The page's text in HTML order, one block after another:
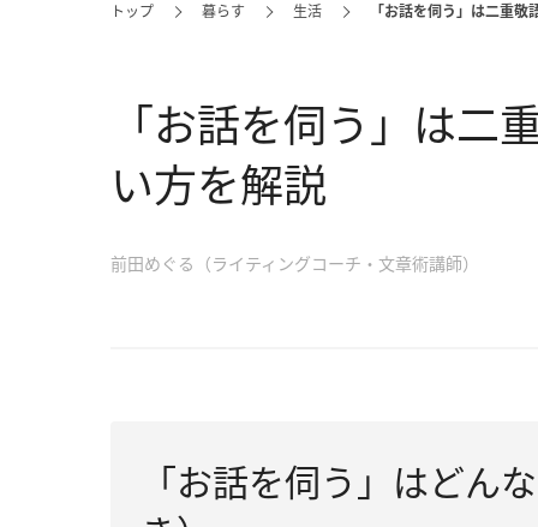
トップ 暮らす 生活 「お話を伺う」は二重
「お話を伺う」は
い方を解説
前田めぐる（ライティングコーチ・文章術講師）
「お話を伺う」はどん